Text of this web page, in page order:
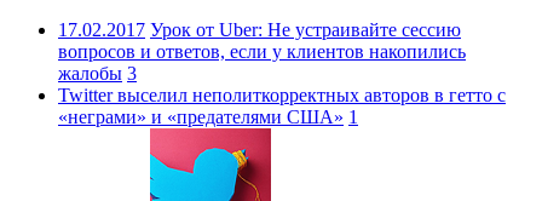
17.02.2017 Урок от Uber: Не устраивайте сессию
вопросов и ответов, если у клиентов накопились
жалобы 3
Twitter выселил неполиткорректных авторов в гетто с
«неграми» и «предателями США» 1